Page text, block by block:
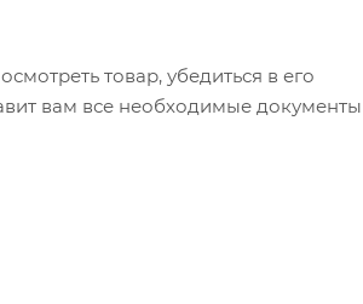
товар, убедиться в его
вам все необходимые